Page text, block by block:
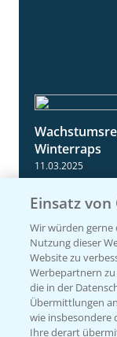
Winterraps
11.03.2025
Einsatz von
Wir würden
Nutzung dieser
Website zu
Werbepartnern
die in der
Übermittlungen
wie insbesondere
Ihre derart